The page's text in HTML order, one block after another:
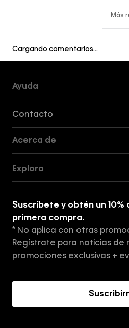
Más
Cargando comentarios…
Ayuda
Contacto
Acerca de
Tiendas
Aviso de privacidad
Términos y Condiciones
Explora
Suscríbete y obtén un
primera compra.
* No aplica con otras
Regístrate para noticias de
promociones exclusivas +